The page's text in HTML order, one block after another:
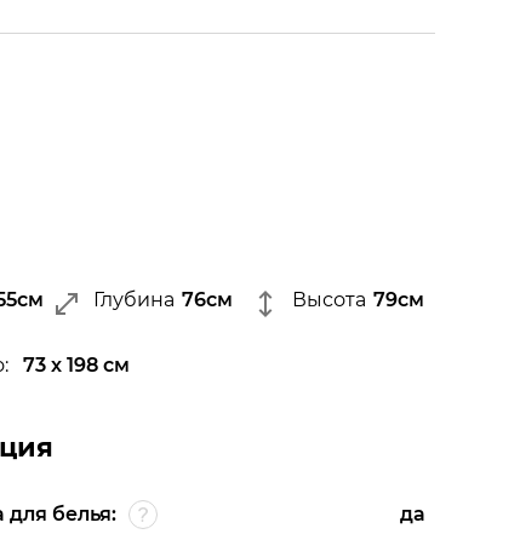
Глубина 76см Высота 79см
73 х 198 см
белья: да